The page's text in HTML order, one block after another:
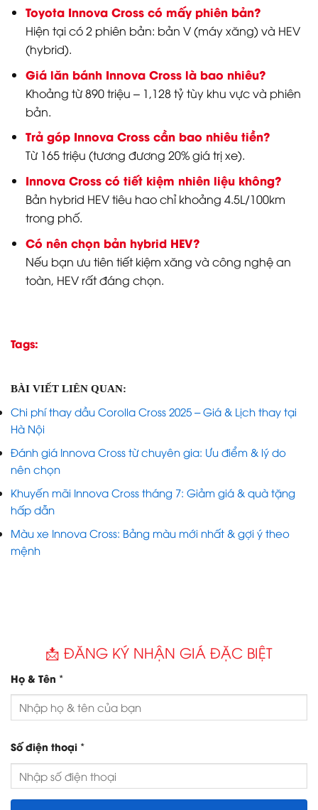
Toyota Innova Cross có mấy phiên bản?
Hiện tại có 2 phiên bản: bản V (máy xăng) và HEV
(hybrid).
Giá lăn bánh Innova Cross là bao nhiêu?
Khoảng từ 890 triệu – 1,128 tỷ tùy khu vực và phiên
bản.
Trả góp Innova Cross cần bao nhiêu tiền?
Từ 165 triệu (tương đương 20% giá trị xe).
Innova Cross có tiết kiệm nhiên liệu không?
Bản hybrid HEV tiêu hao chỉ khoảng 4.5L/100km
trong phố.
Có nên chọn bản hybrid HEV?
Nếu bạn ưu tiên tiết kiệm xăng và công nghệ an
toàn, HEV rất đáng chọn.
Tags:
BÀI VIẾT LIÊN QUAN:
Chi phí thay dầu Corolla Cross 2025 – Giá & Lịch thay tại
Hà Nội
Đánh giá Innova Cross từ chuyên gia: Ưu điểm & lý do
nên chọn
Khuyến mãi Innova Cross tháng 7: Giảm giá & quà tặng
hấp dẫn
Màu xe Innova Cross: Bảng màu mới nhất & gợi ý theo
mệnh
📩 ĐĂNG KÝ NHẬN GIÁ ĐẶC BIỆT
Họ & Tên *
Số điện thoại *